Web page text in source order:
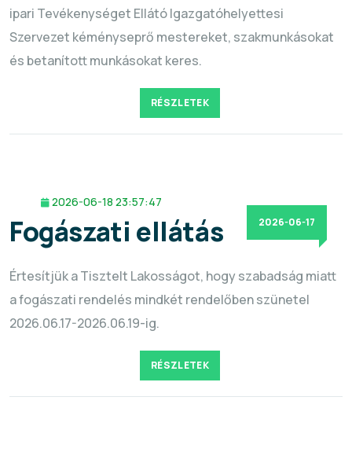
ipari Tevékenységet Ellátó Igazgatóhelyettesi
Szervezet kéményseprő mestereket, szakmunkásokat
és betanított munkásokat keres.
RÉSZLETEK
2026-06-17
2026-06-18 23:57:47
Fogászati ellátás
Értesítjük a Tisztelt Lakosságot, hogy szabadság miatt
a fogászati rendelés mindkét rendelőben szünetel
2026.06.17-2026.06.19-ig.
RÉSZLETEK